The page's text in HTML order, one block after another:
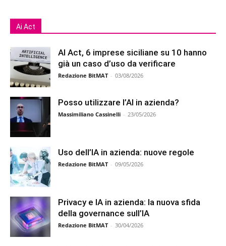
Ai Act
AI Act, 6 imprese siciliane su 10 hanno
già un caso d’uso da verificare
Redazione BitMAT - 03/08/2026
Posso utilizzare l’AI in azienda?
Massimiliano Cassinelli - 23/05/2026
Uso dell’IA in azienda: nuove regole
Redazione BitMAT - 09/05/2026
Privacy e IA in azienda: la nuova sfida
della governance sull’IA
Redazione BitMAT - 30/04/2026